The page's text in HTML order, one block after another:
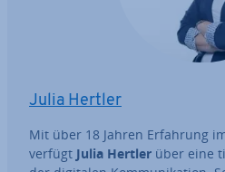
Julia Hertler
Mit über 18 Jahren Erfahrung
verfügt Julia Hertler über eine